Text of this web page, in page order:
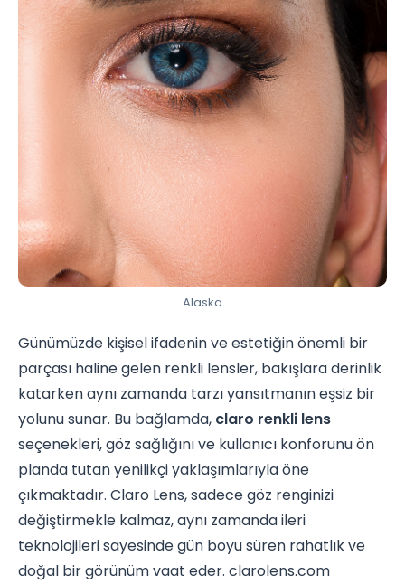
Alaska
Günümüzde kişisel ifadenin ve estetiğin önemli bir
parçası haline gelen renkli lensler, bakışlara derinlik
katarken aynı zamanda tarzı yansıtmanın eşsiz bir
yolunu sunar. Bu bağlamda, claro renkli lens
seçenekleri, göz sağlığını ve kullanıcı konforunu ön
planda tutan yenilikçi yaklaşımlarıyla öne
çıkmaktadır. Claro Lens, sadece göz renginizi
değiştirmekle kalmaz, aynı zamanda ileri
teknolojileri sayesinde gün boyu süren rahatlık ve
doğal bir görünüm vaat eder. clarolens.com